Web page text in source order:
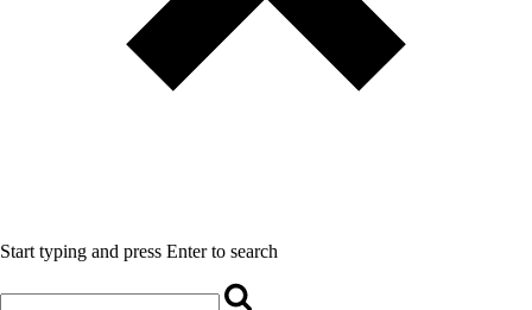
Start typing and press Enter to search